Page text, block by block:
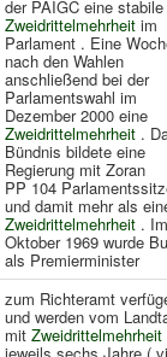
der PAIGC eine stabile
Zweidrittelmehrheit im
Parlament . Eine
nach den Wahlen
anschließend bei der
Parlamentswahl im
Dezember 2000 eine
Zweidrittelmehrheit .
Bündnis bildete eine
Regierung mit Zoran
PP 104
und damit mehr als
Zweidrittelmehrheit . Im
Oktober 1969 wurde
als Premierminister
zum Richteramt
und werden vom
mit Zweidrittelmehrheit